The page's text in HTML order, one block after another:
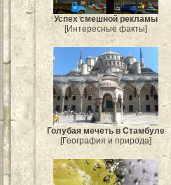
Успех смешной рекламы
[Интересные факты]
Голубая мечеть в Стамбуле
[География и природа]